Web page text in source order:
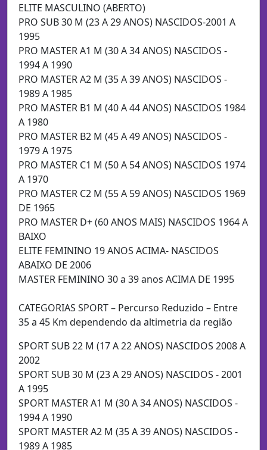
ELITE MASCULINO (ABERTO)
PRO SUB 30 M (23 A 29 ANOS) NASCIDOS-2001 A
1995
PRO MASTER A1 M (30 A 34 ANOS) NASCIDOS -
1994 A 1990
PRO MASTER A2 M (35 A 39 ANOS) NASCIDOS -
1989 A 1985
PRO MASTER B1 M (40 A 44 ANOS) NASCIDOS 1984
A 1980
PRO MASTER B2 M (45 A 49 ANOS) NASCIDOS -
1979 A 1975
PRO MASTER C1 M (50 A 54 ANOS) NASCIDOS 1974
A 1970
PRO MASTER C2 M (55 A 59 ANOS) NASCIDOS 1969
DE 1965
PRO MASTER D+ (60 ANOS MAIS) NASCIDOS 1964 A
BAIXO
ELITE FEMININO 19 ANOS ACIMA- NASCIDOS
ABAIXO DE 2006
MASTER FEMININO 30 a 39 anos ACIMA DE 1995
CATEGORIAS SPORT – Percurso Reduzido – Entre
35 a 45 Km dependendo da altimetria da região
SPORT SUB 22 M (17 A 22 ANOS) NASCIDOS 2008 A
2002
SPORT SUB 30 M (23 A 29 ANOS) NASCIDOS - 2001
A 1995
SPORT MASTER A1 M (30 A 34 ANOS) NASCIDOS -
1994 A 1990
SPORT MASTER A2 M (35 A 39 ANOS) NASCIDOS -
1989 A 1985